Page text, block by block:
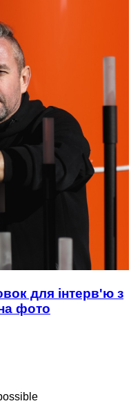
для інтерв'ю з
фото